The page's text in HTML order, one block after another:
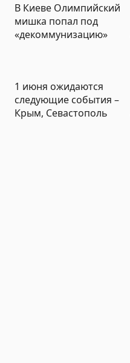
В Киеве Олимпийский
мишка попал под
«декоммунизацию»
1 июня ожидаются
следующие события –
Крым, Севастополь